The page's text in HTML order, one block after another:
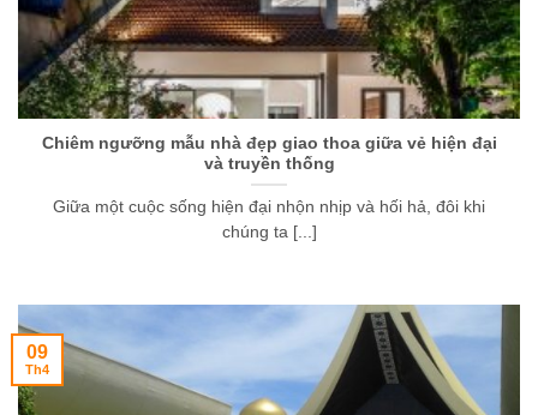
Chiêm ngưỡng mẫu nhà đẹp giao thoa giữa vẻ hiện đại
và truyền thống
Giữa một cuộc sống hiện đại nhộn nhịp và hối hả, đôi khi
chúng ta [...]
09
Th4